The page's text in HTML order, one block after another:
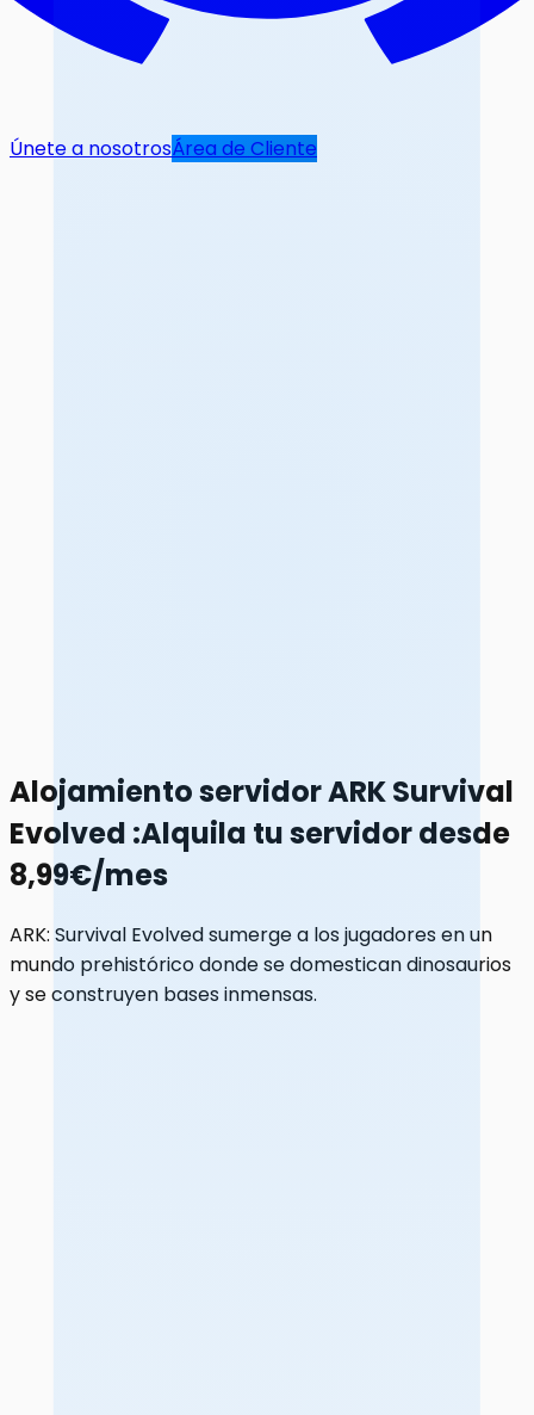
Únete a nosotrosÁrea de Cliente
Alojamiento servidor ARK Survival
Evolved :Alquila tu servidor desde
8,99€/mes
ARK: Survival Evolved sumerge a los jugadores en un
mundo prehistórico donde se domestican dinosaurios
y se construyen bases inmensas.